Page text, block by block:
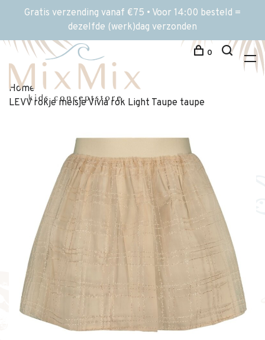
Gratis verzending vanaf €75 • Voor 14:00 besteld =
dezelfde (werk)dag verzonden
0
Home
LEVV rokje meisje Vivia rok Light Taupe taupe